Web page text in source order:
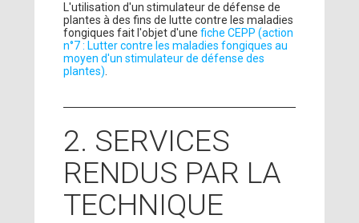
L'utilisation d'un stimulateur de défense de
plantes à des fins de lutte contre les maladies
fongiques fait l'objet d'unefiche CEPP (action
n°7 : Lutter contre les maladies fongiques au
moyen d'un stimulateur de défense des
plantes)
2. SERVICES
RENDUS PAR LA
TECHNIQUE